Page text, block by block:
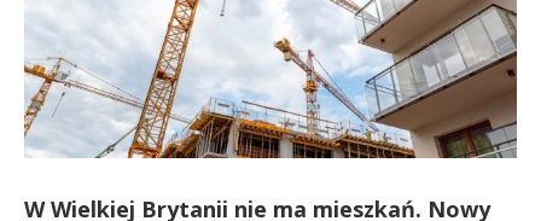
W Wielkiej Brytanii nie ma mieszkań. Nowy